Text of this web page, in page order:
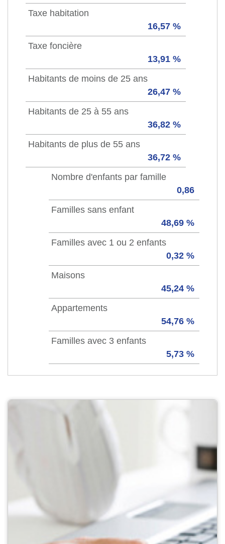
Taxe habitation
16,57 %
Taxe foncière
13,91 %
Habitants de moins de 25 ans
26,47 %
Habitants de 25 à 55 ans
36,82 %
Habitants de plus de 55 ans
36,72 %
Nombre d'enfants par famille
0,86
Familles sans enfant
48,69 %
Familles avec 1 ou 2 enfants
0,32 %
Maisons
45,24 %
Appartements
54,76 %
Familles avec 3 enfants
5,73 %